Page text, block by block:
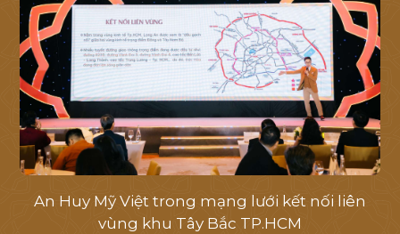
An Huy Mỹ Việt trong mạng lưới kết nối liên
vùng khu Tây Bắc TP.HCM